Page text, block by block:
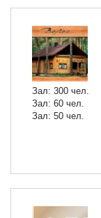
Зал: 300 чел.
Зал: 60 чел.
Зал: 50 чел.